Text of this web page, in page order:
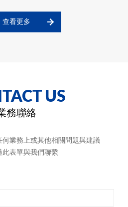
查看更多
US
務聯絡
業務上或其他相關問題與建議
此表單與我們聯繫